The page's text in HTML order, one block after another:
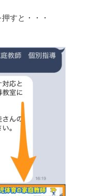
すと・・・